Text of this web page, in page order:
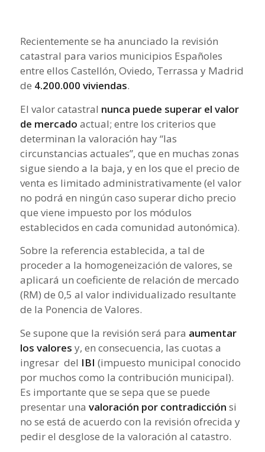
Recientemente se ha anunciado la revisión
catastral para varios municipios Españoles
entre ellos Castellón, Oviedo, Terrassa y Madrid
de 4.200.000 viviendas.
El valor catastral nunca puede superar el valor
de mercado actual; entre los criterios que
determinan la valoración hay “las
circunstancias actuales”, que en muchas zonas
sigue siendo a la baja, y en los que el precio de
venta es limitado administrativamente (el valor
no podrá en ningún caso superar dicho precio
que viene impuesto por los módulos
establecidos en cada comunidad autonómica).
Sobre la referencia establecida, a tal de
proceder a la homogeneización de valores, se
aplicará un coeficiente de relación de mercado
(RM) de 0,5 al valor individualizado resultante
de la Ponencia de Valores.
Se supone que la revisión será para aumentar
los valores y, en consecuencia, las cuotas a
ingresar del IBI (impuesto municipal conocido
por muchos como la contribución municipal).
Es importante que se sepa que se puede
presentar una valoración por contradicción si
no se está de acuerdo con la revisión ofrecida y
pedir el desglose de la valoración al catastro.